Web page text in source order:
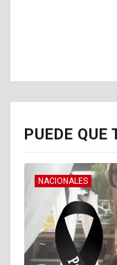
PUEDE QUE
NACIONALES